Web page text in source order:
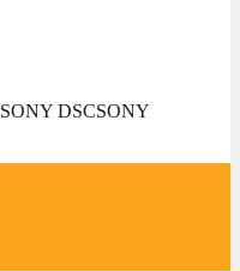
SONY DSCSONY